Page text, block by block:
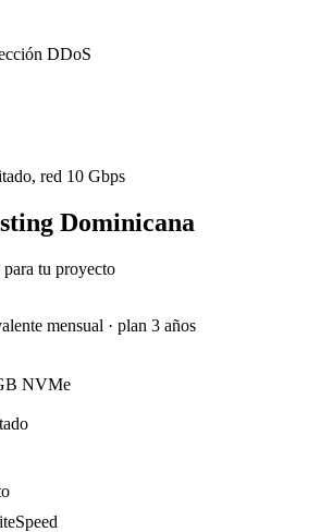
DDoS
red 10 Gbps
Dominicana
tu proyecto
mensual · plan 3 años
NVMe